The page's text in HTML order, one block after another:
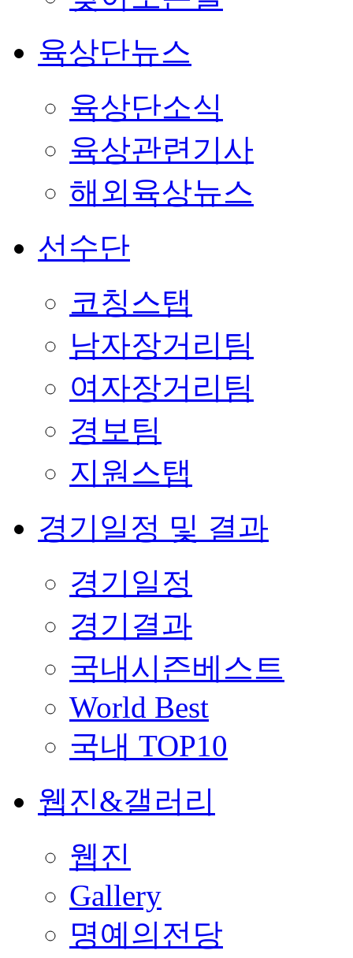
육상단뉴스
육상단소식
육상관련기사
해외육상뉴스
선수단
코칭스탭
남자장거리팀
여자장거리팀
경보팀
지원스탭
경기일정 및 결과
경기일정
경기결과
국내시즌베스트
World Best
국내 TOP10
웹진&갤러리
웹진
Gallery
명예의전당